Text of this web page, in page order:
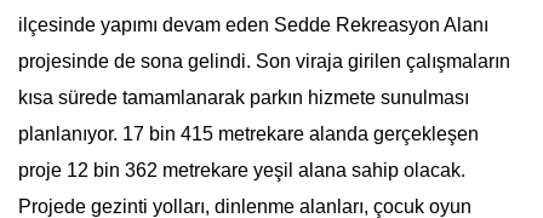
ilçesinde yapımı devam eden Sedde Rekreasyon Alanı
projesinde de sona gelindi. Son viraja girilen çalışmaların
kısa sürede tamamlanarak parkın hizmete sunulması
planlanıyor. 17 bin 415 metrekare alanda gerçekleşen
proje 12 bin 362 metrekare yeşil alana sahip olacak.
Projede gezinti yolları, dinlenme alanları, çocuk oyun